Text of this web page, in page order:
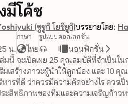
มีโค้ช
(ซูซูกิ โยชิยูกิ)บรรยายโดย:
น.
ภาษา
ไทย
รูปแบบคอลเลกชัน
นอนฟิกชั่น
มนี้ จะเปิดเผย 25 คุณสมบัติที่จำเป็น
เสร้างภาวะผู้นำให้ลูกน้อง และ 10
ารที่ดี ว่าควรมีความคิดอย่างไร ควรเ
ระสิทธิภาพของทีมและความเจริญก้าว